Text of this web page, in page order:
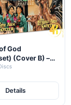
God
(Cover B) –
(UHD +
Details